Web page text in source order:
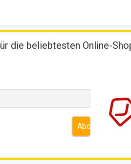
die beliebtesten Online-